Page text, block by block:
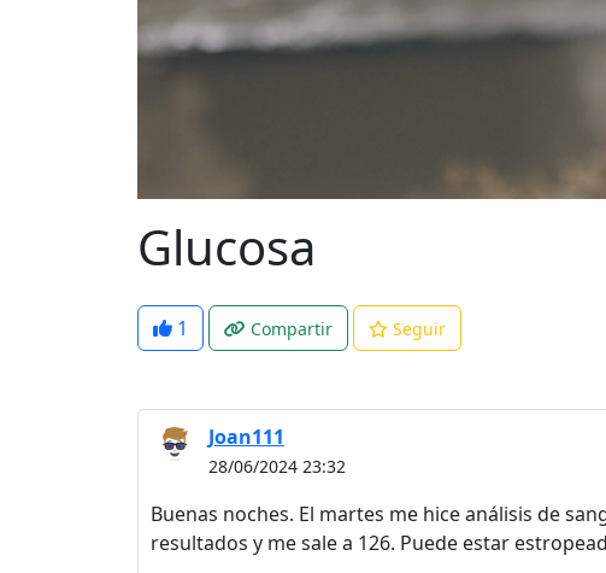
Glucosa
1 Compartir Seguir
Joan111
28/06/2024 23:32
Buenas noches. El martes me hice análisis de
resultados y me sale a 126. Puede estar